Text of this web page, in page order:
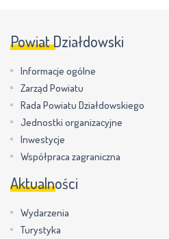
Powiat Działdowski
Informacje ogólne
Zarząd Powiatu
Rada Powiatu Działdowskiego
Jednostki organizacyjne
Inwestycje
Współpraca zagraniczna
Aktualności
Wydarzenia
Turystyka